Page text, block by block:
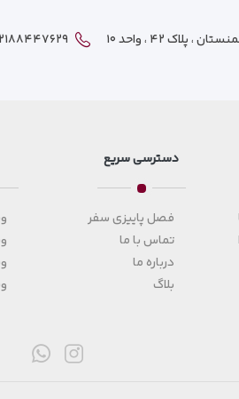
۴۲ ، واحد ۱۰
دسترسی سریع
فصل پاییزی سفر
تماس با ما
درباره ما
بلاگ